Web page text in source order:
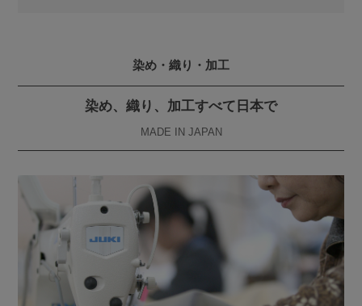
染め・織り・加工
染め、織り、加工すべて日本で
MADE IN JAPAN